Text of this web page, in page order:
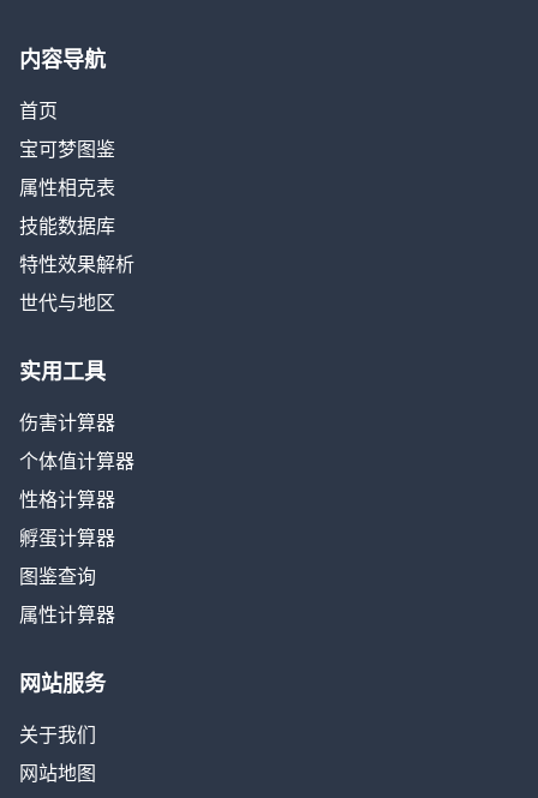
内容导航
首页
宝可梦图鉴
属性相克表
技能数据库
特性效果解析
世代与地区
实用工具
伤害计算器
个体值计算器
性格计算器
孵蛋计算器
图鉴查询
属性计算器
网站服务
关于我们
网站地图